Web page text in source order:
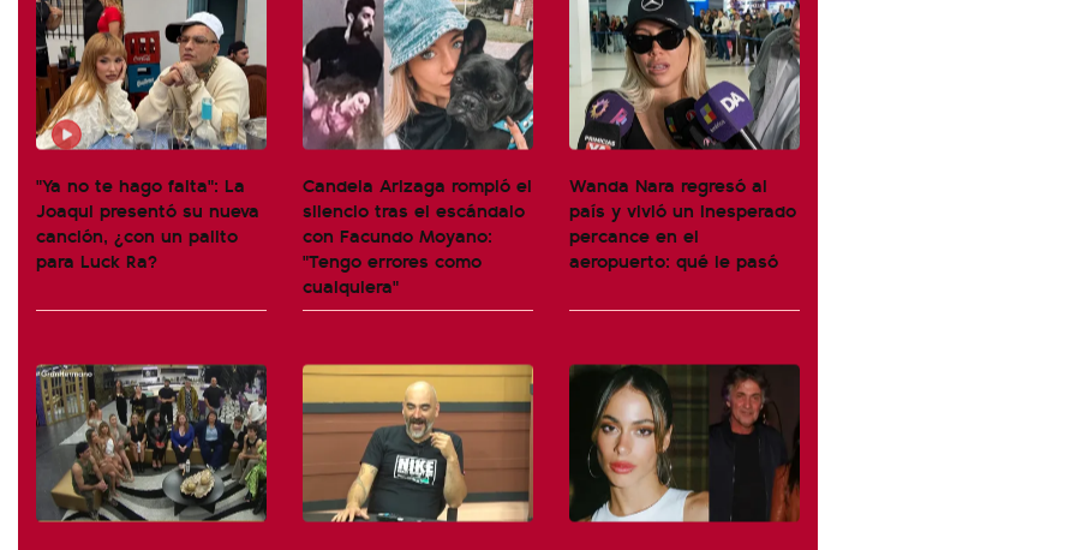
"Ya no te hago falta": La
Joaqui presentó su nueva
canción, ¿con un palito
para Luck Ra?
Candela Arizaga rompió el
silencio tras el escándalo
con Facundo Moyano:
"Tengo errores como
cualquiera"
Wanda Nara regresó al
país y vivió un inesperado
percance en el
aeropuerto: qué le pasó